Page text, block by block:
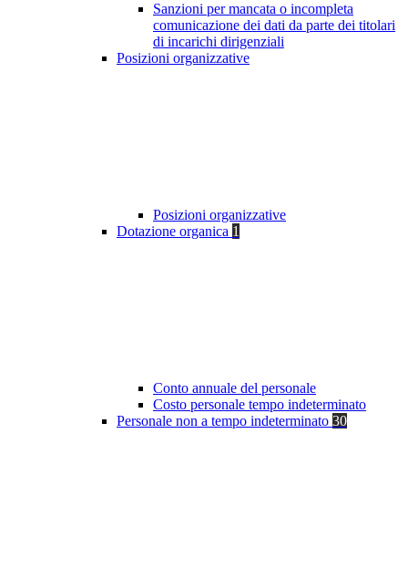
Sanzioni per mancata o incompleta
comunicazione dei dati da parte dei titolari
di incarichi dirigenziali
Posizioni organizzative
Posizioni organizzative
Dotazione organica 1
Conto annuale del personale
Costo personale tempo indeterminato
Personale non a tempo indeterminato 30